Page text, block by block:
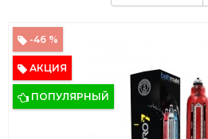
-46 %
АКЦИЯ
ПОПУЛЯРНЫЙ